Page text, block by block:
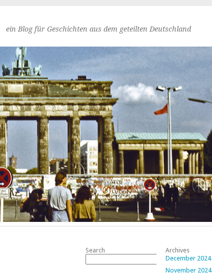
ein Blog für Geschichten aus dem geteilten Deutschland
Search
Search
Archives
December 2024
November 2024